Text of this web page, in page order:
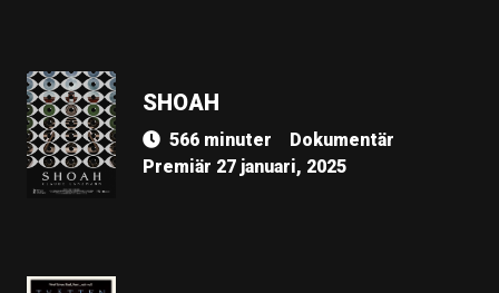
SHOAH
566 minuter
Dokumentär
Premiär 27 januari, 2025